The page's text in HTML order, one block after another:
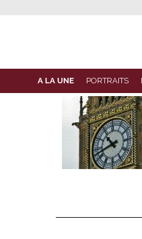
A LA UNE PORTRAITS